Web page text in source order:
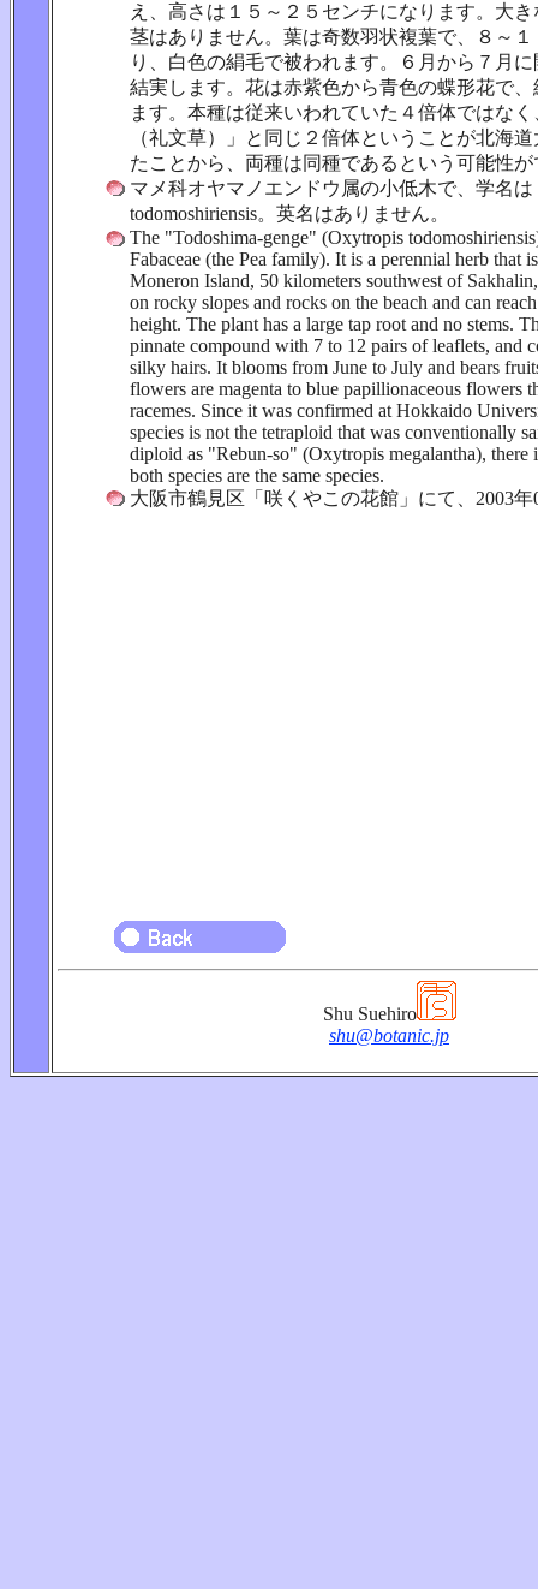
え、高さは１５～２５センチになります。大
茎はありません。葉は奇数羽状複葉で、８～
り、白色の絹毛で被われます。６月から７月
結実します。花は赤紫色から青色の蝶形花で
ます。本種は従来いわれていた４倍体ではな
（礼文草）」と同じ２倍体ということが北海
たことから、両種は同種であるという可能性
マメ科オヤマノエンドウ属の小低木で、学名は
todomoshiriensis。英名はありません。
The "Todoshima-genge" (Oxytropis
Fabaceae (the Pea family). It is a perennial herb that
Moneron Island, 50 kilometers southwest of
on rocky slopes and rocks on the beach and can
height. The plant has a large tap root and no stems.
pinnate compound with 7 to 12 pairs of leaflets, and
silky hairs. It blooms from June to July and bears
flowers are magenta to blue papillionaceous flowers
racemes. Since it was confirmed at Hokkaido
species is not the tetraploid that was conventionally
diploid as "Rebun-so" (Oxytropis megalantha), there
both species are the same species.
大阪市鶴見区「咲くやこの花館」にて、2003年
Shu Suehiro
shu@botanic.jp